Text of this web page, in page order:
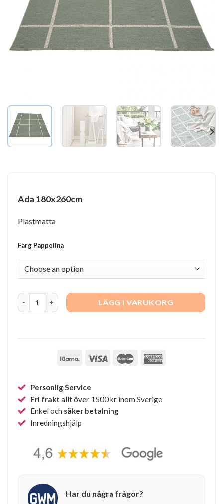
Ada 180x260cm
Plastmatta
Färg Pappelina
Ada 180x260cm quantityLÄGG I VARUKORG
Personlig Service
Fri frakt allt över 1500 kr inom Sverige
Enkel och säker betalning
Inredningshjälp
Har du några frågor?